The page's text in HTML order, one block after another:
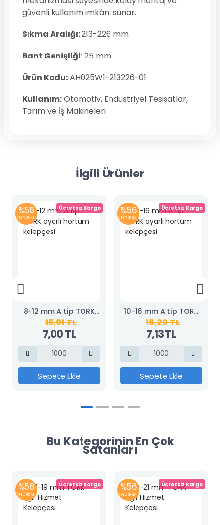
güvenli kullanım imkânı sunar.
Sıkma Aralığı:213-226 mm
Bant Genişliği:25 mm
Ürün Kodu:AH025W1-213226-01
Kullanım:Otomotiv, Endüstriyel Tesisatlar,
Tarım ve İş Makineleri
İlgili Ürünler
%56
İNDİRİM
Ücretsiz Kargo
8-12 mm A tip TORK
ayarlı hortum
kelepçesi
15,91 TL
7,00 TL
Sepete Ekle
%56
İNDİRİM
Ücretsiz Kargo
10-16 mm A tip TORK
ayarlı hortum
kelepçesi
16,20 TL
7,13 TL
Sepete Ekle
Bu Kategorinin En Çok
Satanları
%56
İNDİRİM
Ücretsiz Kargo %56
İNDİRİM
Ücretsiz Kargo